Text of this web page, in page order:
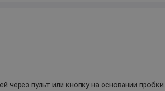
через пульт или кнопку на основании пробки.